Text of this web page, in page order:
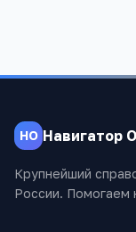
НО Навигатор
Крупнейший
России. Помогаем